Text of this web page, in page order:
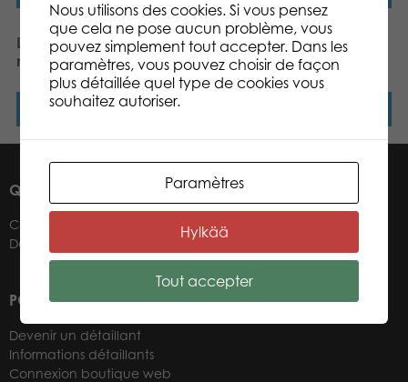
Lumo Stars Cat Peach
mini plush
Lire la suite
Lumo Stars Reindeer Poro
mini plush
QUI SOMMES-NOUS ?
Contacts
Détaillants
POUR NOS DÉTAILLANTS
Devenir un détaillant
Informations détaillants
Connexion boutique web
Nous utilisons des cookies. Si vous pensez
que cela ne pose aucun problème, vous
pouvez simplement tout accepter. Dans les
paramètres, vous pouvez choisir de façon
plus détaillée quel type de cookies vous
souhaitez autoriser.
Paramètres
Hylkää
Tout accepter